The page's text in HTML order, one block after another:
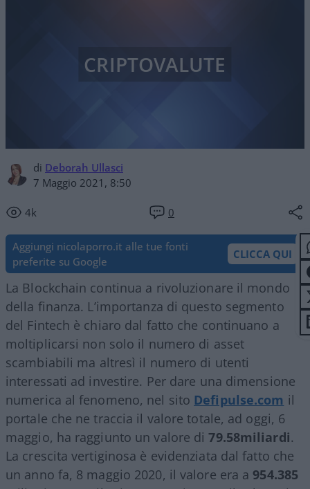
di Deborah Ullasci
7 Maggio 2021, 8:50
4k 0
CRIPTOVALUTE
Aggiungi nicolaporro.it alle tue fonti
preferite su Google
CLICCA QUI
La Blockchain continua a rivoluzionare il mondo
della finanza. L’importanza di questo segmento
del Fintech è chiaro dal fatto che continuano a
moltiplicarsi non solo il numero di asset
scambiabili ma altresì il numero di utenti
interessati ad investire. Per dare una dimensione
numerica al fenomeno, nel sito Defipulse.com il
portale che ne traccia il valore totale, ad oggi, 6
maggio, ha raggiunto un valore di79.58miliardi.
La crescita vertiginosa è evidenziata dal fatto che
un anno fa, 8 maggio 2020, il valore era a 954.385